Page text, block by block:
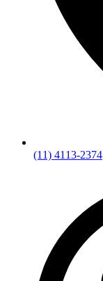
(11) 4113-2374